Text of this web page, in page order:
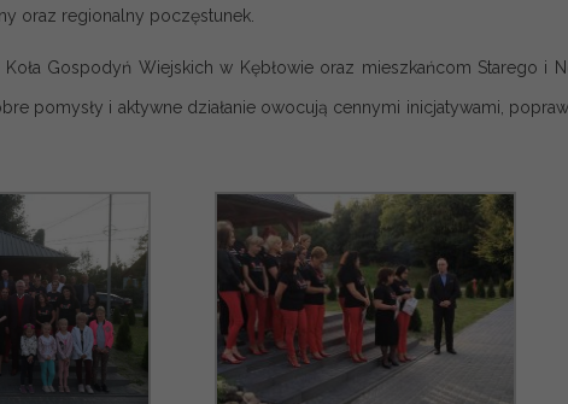
oraz regionalny poczęstunek.
Gospodyń Wiejskich w Kębłowie oraz mieszkańcom Starego i
pomysły i aktywne działanie owocują cennymi inicjatywami,